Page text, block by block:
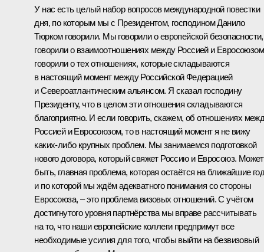
У нас есть целый набор вопросов международной повестки
дня, по которым мы с Президентом, господином Данило
Тюрком говорили. Мы говорили о европейской безопасности,
говорили о взаимоотношениях между Россией и
говорили о тех отношениях, которые складываются
в настоящий момент между Российской Федерацией
и Североатлантическим альянсом. Я сказал господину
Президенту, что в целом эти отношения складываются
благоприятно. И если говорить, скажем, об отношениях
Россией и Евросоюзом, то в настоящий момент я не вижу
каких‑либо крупных проблем. Мы занимаемся подготовкой
нового договора, который свяжет Россию и Евросоюз. Может
быть, главная проблема, которая остаётся на ближайшие
и по которой мы ждём адекватного понимания со стороны
Евросоюза, – это проблема визовых отношений. С учётом
достигнутого уровня партнёрства мы вправе рассчитывать
на то, что наши европейские коллеги предпримут все
необходимые усилия для того, чтобы выйти на безвизовый